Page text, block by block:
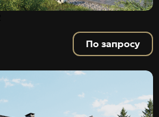
По запросу